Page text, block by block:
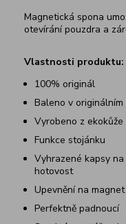
Magnetická spona
otevírání pouzdra a
Vlastnosti produktu:
100% originál
Baleno v
Vyrobeno z ekokůže
Funkce stojánku
Vyhrazené kapsy
hotovost
Upevnění na magnet
Perfektně padnoucí